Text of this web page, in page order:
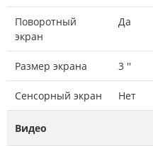
Поворотный
экран
Да
Размер экрана 3 ''
Сенсорный экран Нет
Видео